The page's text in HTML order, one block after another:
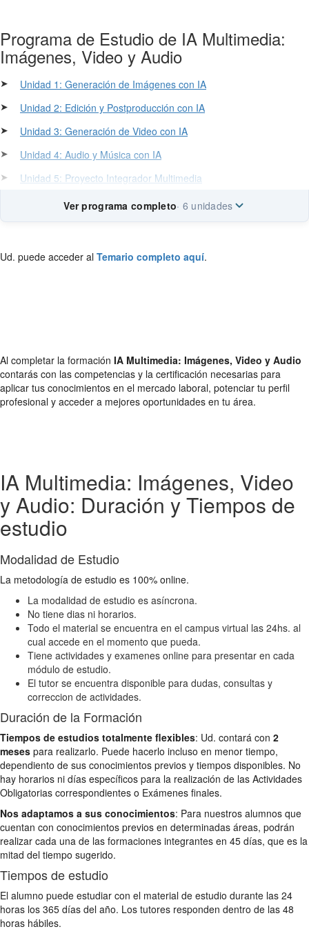
Programa de Estudio de IA Multimedia:
Imágenes, Video y Audio
➤
Unidad 1: Generación de Imágenes con IA
➤
Unidad 2: Edición y Postproducción con IA
➤
Unidad 3: Generación de Video con IA
➤
Unidad 4: Audio y Música con IA
➤
Unidad 5: Proyecto Integrador Multimedia
Ver programa completo· 6 unidades
Ud. puede acceder al Temario completo aquí.
Al completar la formación IA Multimedia: Imágenes, Video y Audio
contarás con las competencias y la certificación necesarias para
aplicar tus conocimientos en el mercado laboral, potenciar tu perfil
profesional y acceder a mejores oportunidades en tu área.
IA Multimedia: Imágenes, Video
y Audio: Duración y Tiempos de
estudio
Modalidad de Estudio
La metodología de estudio es 100% online.
La modalidad de estudio es asíncrona.
No tiene dias ni horarios.
Todo el material se encuentra en el campus virtual las 24hs. al
cual accede en el momento que pueda.
Tiene actividades y examenes online para presentar en cada
módulo de estudio.
El tutor se encuentra disponible para dudas, consultas y
correccion de actividades.
Duración de la Formación
Tiempos de estudios totalmente flexibles: Ud. contará con 2
meses para realizarlo. Puede hacerlo incluso en menor tiempo,
dependiento de sus conocimientos previos y tiempos disponibles. No
hay horarios ni días específicos para la realización de las Actividades
Obligatorias correspondientes o Exámenes finales.
Nos adaptamos a sus conocimientos: Para nuestros alumnos que
cuentan con conocimientos previos en determinadas áreas, podrán
realizar cada una de las formaciones integrantes en 45 días, que es la
mitad del tiempo sugerido.
Tiempos de estudio
El alumno puede estudiar con el material de estudio durante las 24
horas los 365 días del año. Los tutores responden dentro de las 48
horas hábiles.